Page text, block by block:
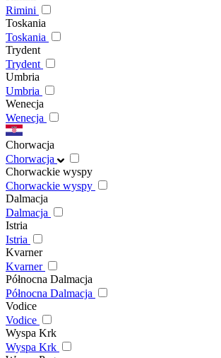
Rimini
Toskania
Toskania
Trydent
Trydent
Umbria
Umbria
Wenecja
Wenecja
Chorwacja
Chorwacja
Chorwackie wyspy
Chorwackie wyspy
Dalmacja
Dalmacja
Istria
Istria
Kvarner
Kvarner
Północna Dalmacja
Północna Dalmacja
Vodice
Vodice
Wyspa Krk
Wyspa Krk